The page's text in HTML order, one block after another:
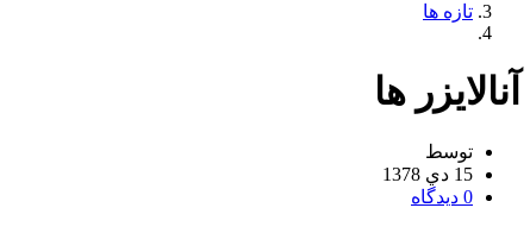
تازه ها
آنالایزر ها
توسط
15 دي 1378
0 دیدگاه